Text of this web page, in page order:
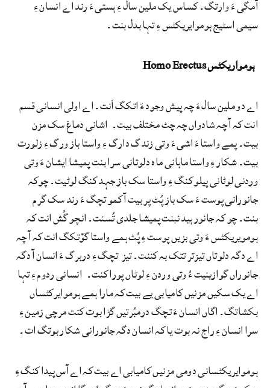
آمگی ءَ وارتگ۔ کساس یک ملین سال ءِ ہستی ءَ رند اے انسان ءِ
سیمی اسٹیج ہوموایریکٹس ءِ تہا بدل بنت۔
ہومواریکٹس Homo Erectus
اے دو ملین سال ءَ چہ پیش وجود ءَ اتکگ اَنت۔ اے اولی انسانی قسم
انت کہ آ چہ شادواں چہ چٹ مختلف بیت۔ اشانی دماغ سک مزن
بیت۔ پمے واستا ءَ اشی ءَ وتی زندگ دارگ ءِ واستا باز ورگ ءِ زلورت
بیت۔ شکار ءِ واستا ماہانی ماہ دلوتانی سرا بنت پمیشا ایشان ءَ وتی
وردنی لوٹانی پیلو کنگ ءِ واستا سک باز جہد کنگ لوٹیت۔ چوکہ
جانورانی پوست ءَ سک باز پُٹ پر بیت آ کمو تچگ ءَ رند سک گرم
بنت۔ چو کہ جانور ہید نبنت پمیشا جلدی تُسنت۔ انچو گُش انت کہ
ہومویریکٹس ءَ وتی بزیں پوست ءِ پُٹ ہمے واستا گوْتکگ انت کہ آ چہ
اے دگہ دلوتاں تیزتر تتک بہ کننت۔ تیز تچگ ءِ دربرگ ءَ انسان آ دگہ
جانوراں گوازینیت ءُ وتی وردن ءِ لوٹاں پورا کنت۔ انسانی ردوم ءِ تہا
اے یک سکیں مزنیں کامیابی یے بیت کہ مارا ہمے ہوموایرکٹساں
بکشاتگ۔ اگاں انسان ءَ تچگ درمبُرتیں گڑا بوت کنت مرچی زمین ءِ
سرا انسان ءِ راج نہ بوت یا کہ انسان دگہ جانورانی شکار بوتگ ات۔
ہوموایریکٹسانی دومی مزنیں کامیابی اے بیت کہ اے آس پیدا کنگ ءِ